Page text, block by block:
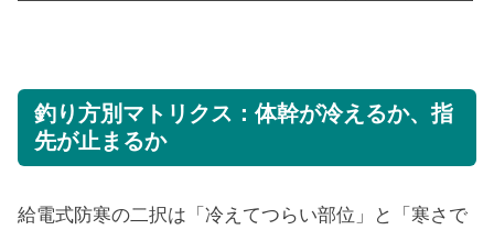
釣り方別マトリクス：体幹が冷えるか、指
先が止まるか
給電式防寒の二択は「冷えてつらい部位」と「寒さで